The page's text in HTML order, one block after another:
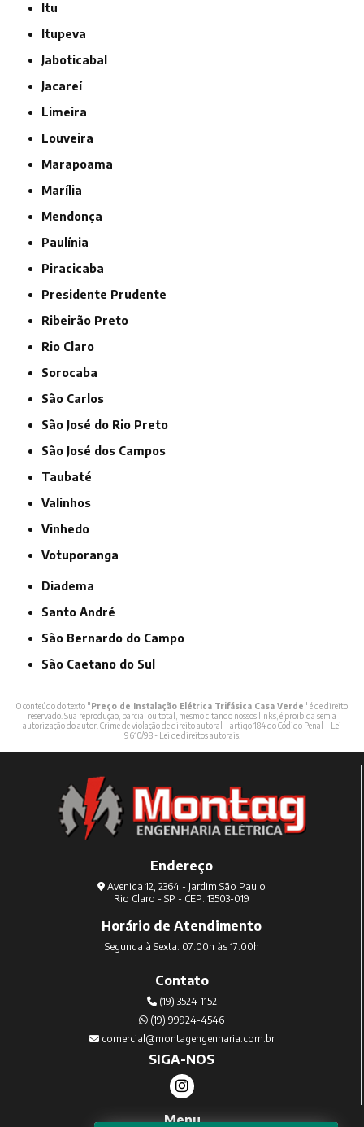
Itu
Itupeva
Jaboticabal
Jacareí
Limeira
Louveira
Marapoama
Marília
Mendonça
Paulínia
Piracicaba
Presidente Prudente
Ribeirão Preto
Rio Claro
Sorocaba
São Carlos
São José do Rio Preto
São José dos Campos
Taubaté
Valinhos
Vinhedo
Votuporanga
Diadema
Santo André
São Bernardo do Campo
São Caetano do Sul
O conteúdo do texto "Preço de Instalação Elétrica Trifásica Casa Verde" é de direito
reservado. Sua reprodução, parcial ou total, mesmo citando nossos links, é proibida sem a
autorização do autor. Crime de violação de direito autoral – artigo 184 do Código Penal – Lei
9610/98 - Lei de direitos autorais.
Endereço
Avenida 12, 2364 - Jardim São Paulo
Rio Claro - SP - CEP: 13503-019
Horário de Atendimento
Segunda à Sexta: 07:00h às 17:00h
Contato
(19) 3524-1152
(19) 99924-4546
comercial@montagengenharia.com.br
SIGA-NOS
Menu